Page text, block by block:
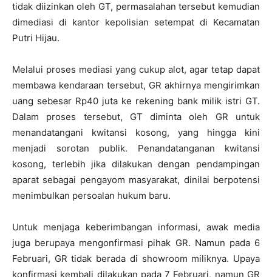
tidak diizinkan oleh GT, permasalahan tersebut kemudian
dimediasi di kantor kepolisian setempat di Kecamatan
Putri Hijau.
Melalui proses mediasi yang cukup alot, agar tetap dapat
membawa kendaraan tersebut, GR akhirnya mengirimkan
uang sebesar Rp40 juta ke rekening bank milik istri GT.
Dalam proses tersebut, GT diminta oleh GR untuk
menandatangani kwitansi kosong, yang hingga kini
menjadi sorotan publik. Penandatanganan kwitansi
kosong, terlebih jika dilakukan dengan pendampingan
aparat sebagai pengayom masyarakat, dinilai berpotensi
menimbulkan persoalan hukum baru.
Untuk menjaga keberimbangan informasi, awak media
juga berupaya mengonfirmasi pihak GR. Namun pada 6
Februari, GR tidak berada di showroom miliknya. Upaya
konfirmasi kembali dilakukan pada 7 Februari, namun GR